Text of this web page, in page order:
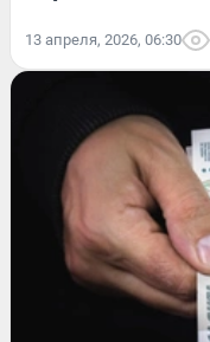
13 апреля, 2026, 06:30